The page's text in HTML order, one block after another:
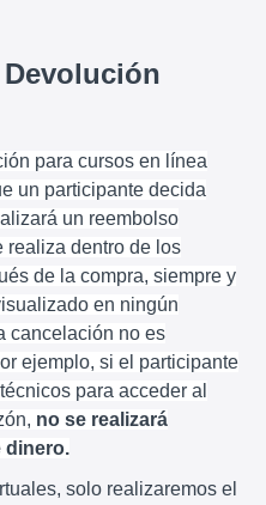
para cursos en línea
un participante decida
un reembolso
realiza dentro de los
de la compra, siempre y
en ningún
cancelación no es
ejemplo, si el participante
para acceder al
no se realizará
dinero.
solo realizaremos el